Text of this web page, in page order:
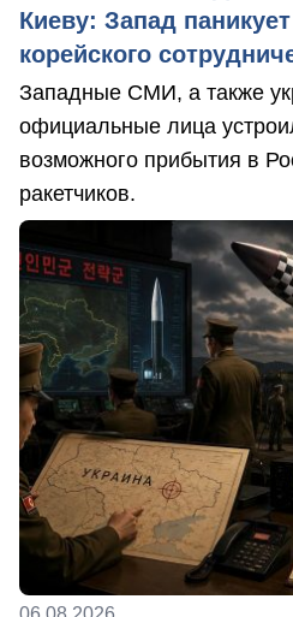
Киеву: Запад
корейского
Западные СМИ, а также
официальные лица
возможного прибытия в
ракетчиков.